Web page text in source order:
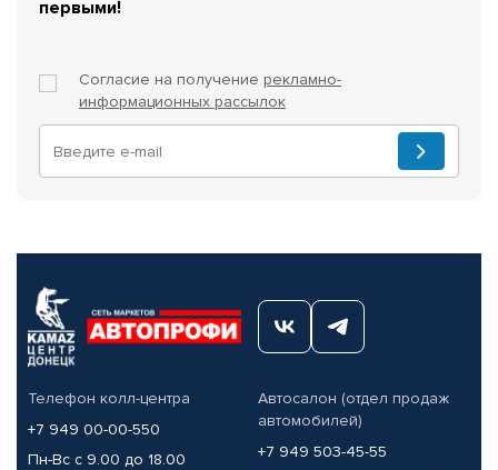
первыми!
Согласие на получение рекламно-
информационных рассылок
Телефон колл-центра
+7 949 00-00-550
Пн-Вс с 9.00 до 18.00
Автосалон (отдел продаж
автомобилей)
+7 949 503-45-55